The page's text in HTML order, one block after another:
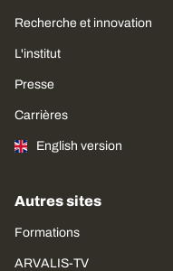
Recherche et innovation
L'institut
Presse
Carrières
English version
Autres sites
Formations
ARVALIS-TV